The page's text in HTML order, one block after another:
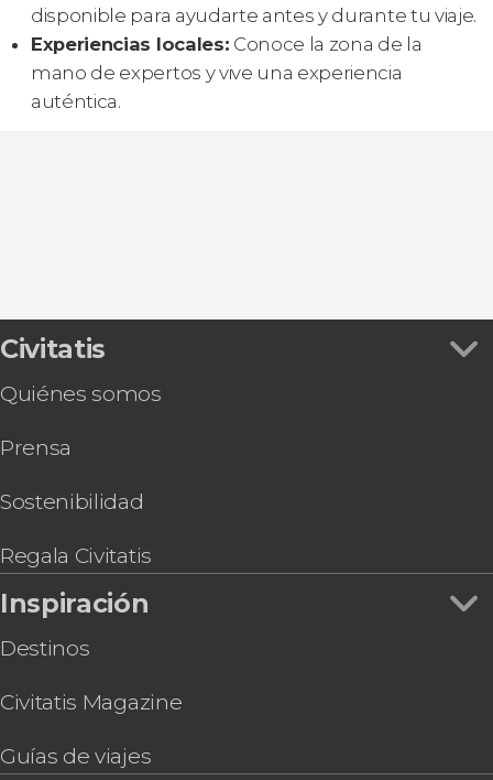
disponible para ayudarte antes y durante tu viaje.
Experiencias locales: Conoce la zona de la
mano de expertos y vive una experiencia
auténtica.
Civitatis
Quiénes somos
Prensa
Sostenibilidad
Regala Civitatis
Inspiración
Destinos
Civitatis Magazine
Guías de viajes